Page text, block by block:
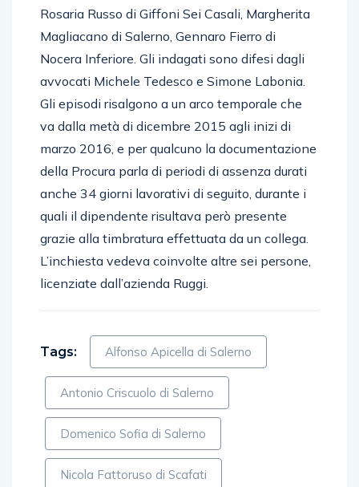
Rosaria Russo di Giffoni Sei Casali, Margherita
Magliacano di Salerno, Gennaro Fierro di
Nocera Inferiore. Gli indagati sono difesi dagli
avvocati Michele Tedesco e Simone Labonia.
Gli episodi risalgono a un arco temporale che
va dalla metà di dicembre 2015 agli inizi di
marzo 2016, e per qualcuno la documentazione
della Procura parla di periodi di assenza durati
anche 34 giorni lavorativi di seguito, durante i
quali il dipendente risultava però presente
grazie alla timbratura effettuata da un collega.
L’inchiesta vedeva coinvolte altre sei persone,
licenziate dall’azienda Ruggi.
Tags: Alfonso Apicella di Salerno
Antonio Criscuolo di Salerno
Domenico Sofia di Salerno
Nicola Fattoruso di Scafati